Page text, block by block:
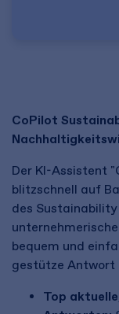
CoPilot
Der KI-Assistent
blitzschnell auf
des
bequem und
gestütze Antwort
Top